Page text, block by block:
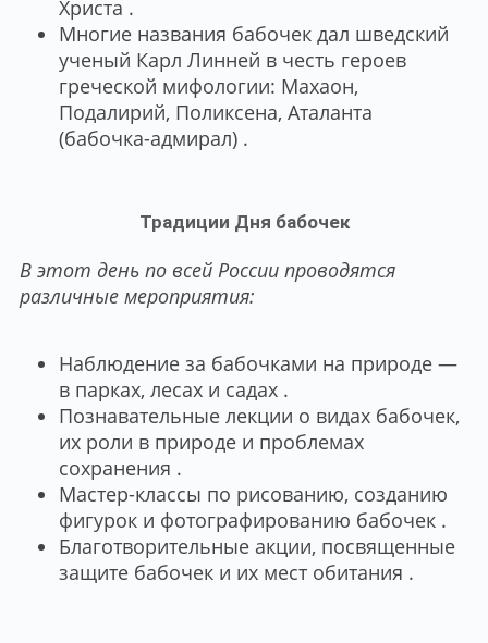
Христа .
Многие названия бабочек дал шведский
ученый Карл Линней в честь героев
греческой мифологии: Махаон,
Подалирий, Поликсена, Аталанта
(бабочка-адмирал) .
Традиции Дня бабочек
В этот день по всей России проводятся
различные мероприятия:
Наблюдение за бабочками на природе —
в парках, лесах и садах .
Познавательные лекции о видах бабочек,
их роли в природе и проблемах
сохранения .
Мастер-классы по рисованию, созданию
фигурок и фотографированию бабочек .
Благотворительные акции, посвященные
защите бабочек и их мест обитания .